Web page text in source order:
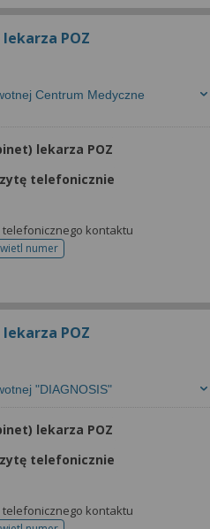
POZ
Centrum Medyczne
lekarza POZ
telefonicznie
kontaktu
numer
telefonu do rejestracji
POZ
"DIAGNOSIS"
lekarza POZ
telefonicznie
kontaktu